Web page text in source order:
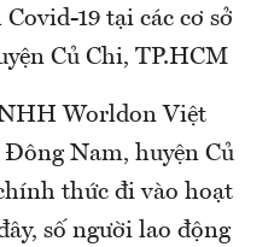
19 tại các cơ sở
Củ Chi, TP.HCM
Worldon Việt
Nam, huyện Củ
thức đi vào hoạt
số người lao động